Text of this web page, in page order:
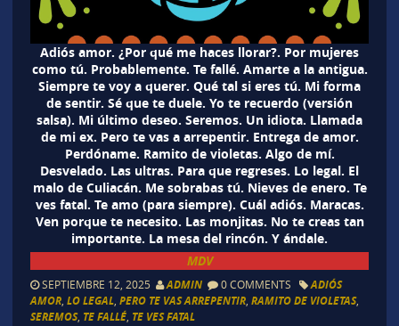
Adiós amor. ¿Por qué me haces llorar?. Por mujeres
como tú. Probablemente. Te fallé. Amarte a la antigua.
Siempre te voy a querer. Qué tal si eres tú. Mi forma
de sentir. Sé que te duele. Yo te recuerdo (versión
salsa). Mi último deseo. Seremos. Un idiota. Llamada
de mi ex. Pero te vas a arrepentir. Entrega de amor.
Perdóname. Ramito de violetas. Algo de mí.
Desvelado. Las ultras. Para que regreses. Lo legal. El
malo de Culiacán. Me sobrabas tú. Nieves de enero. Te
ves fatal. Te amo (para siempre). Cuál adiós. Maracas.
Ven porque te necesito. Las monjitas. No te creas tan
importante. La mesa del rincón. Y ándale.
MDV
SEPTIEMBRE 12, 2025 ADMIN 0 COMMENTS
ADIÓS
AMOR, LO LEGAL, PERO TE VAS ARREPENTIR, RAMITO DE VIOLETAS,
SEREMOS, TE FALLÉ, TE VES FATAL